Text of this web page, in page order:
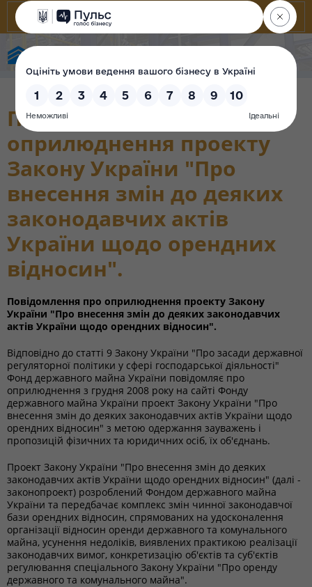
Повідомлення про
оприлюднення проекту
Закону України "Про
внесення змін до деяких
законодавчих актів
України щодо орендних
відносин".
Повідомлення про оприлюднення проекту Закону
України "Про внесення змін до деяких законодавчих
актів України щодо орендних відносин".
Відповідно до статті 9 Закону України "Про засади державної
регуляторної політики у сфері господарської діяльності"
Фонд державного майна України повідомляє про
оприлюднення з грудня 2008 року на сайті Фонду
державного майна України проект Закону України "Про
внесення змін до деяких законодавчих актів України щодо
орендних відносин" з метою одержання зауважень і
пропозицій фізичних та юридичних осіб, їх об'єднань.
Проект Закону України "Про внесення змін до деяких
законодавчих актів України щодо орендних відносин" (далі -
законопроект) розроблений Фондом державного майна
України та передбачає комплекс змін чинної законодавчої
бази орендних відносин, спрямованих на удосконалення
організації відносин оренди державного та комунального
майна, усунення недоліків, виявлених практикою реалізації
законодавчих вимог, конкретизацію об'єктів та суб'єктів
регулювання спеціального Закону України "Про оренду
державного та комунального майна".